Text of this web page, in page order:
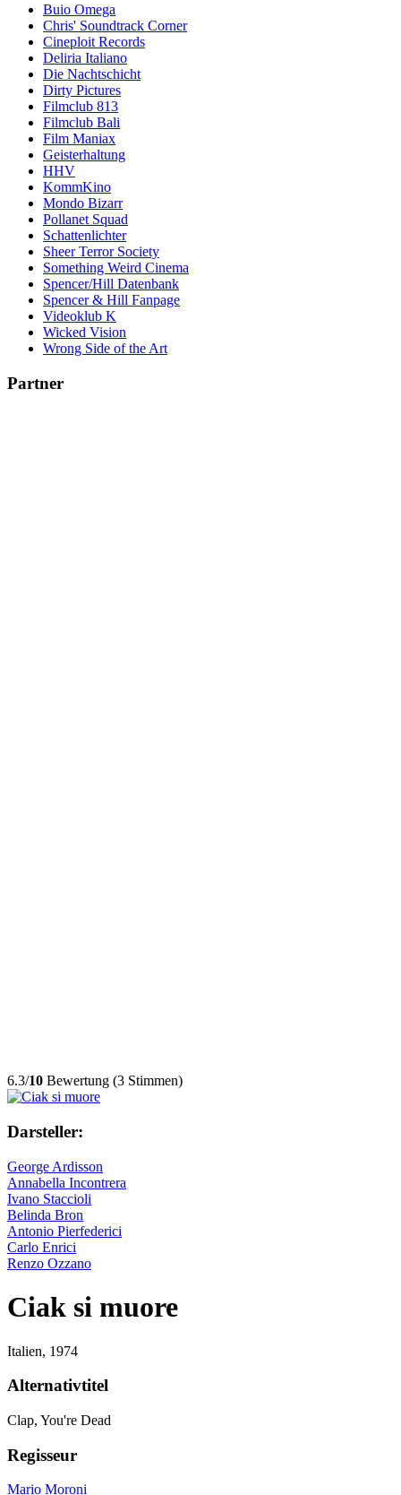
Buio Omega
Chris' Soundtrack Corner
Cineploit Records
Deliria Italiano
Die Nachtschicht
Dirty Pictures
Filmclub 813
Filmclub Bali
Film Maniax
Geisterhaltung
HHV
KommKino
Mondo Bizarr
Pollanet Squad
Schattenlichter
Sheer Terror Society
Something Weird Cinema
Spencer/Hill Datenbank
Spencer & Hill Fanpage
Videoklub K
Wicked Vision
Wrong Side of the Art
Partner
6.3/10 Bewertung (3 Stimmen)
Darsteller:
George Ardisson
Annabella Incontrera
Ivano Staccioli
Belinda Bron
Antonio Pierfederici
Carlo Enrici
Renzo Ozzano
Ciak si muore
Italien, 1974
Alternativtitel
Clap, You're Dead
Regisseur
Mario Moroni